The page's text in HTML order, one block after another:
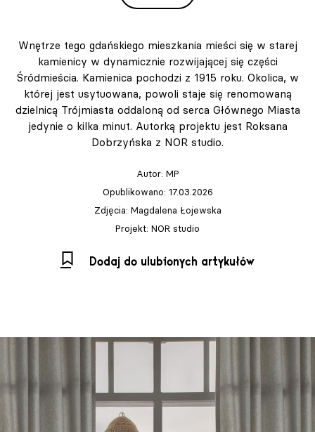
Wnętrze tego gdańskiego mieszkania mieści się w starej
kamienicy w dynamicznie rozwijającej się części
Śródmieścia. Kamienica pochodzi z 1915 roku. Okolica, w
której jest usytuowana, powoli staje się renomowaną
dzielnicą Trójmiasta oddaloną od serca Głównego Miasta
jedynie o kilka minut. Autorką projektu jest Roksana
Dobrzyńska z NOR studio.
Autor: MP
Opublikowano: 17.03.2026
Zdjęcia: Magdalena Łojewska
Projekt: NOR studio
Dodaj do ulubionych artykułów